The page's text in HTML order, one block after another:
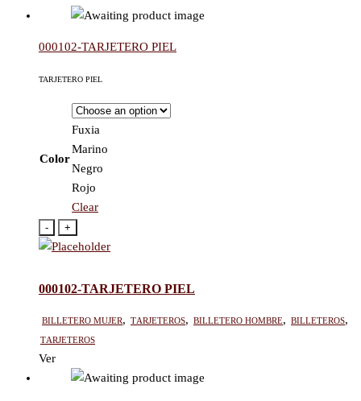
000102-TARJETERO PIEL
TARJETERO PIEL
Color
Fuxia
Marino
Negro
Rojo
Clear
- +
000102-TARJETERO PIEL
Billetero mujer, Tarjeteros, Billetero hombre, Billeteros,
Tarjeteros
Ver